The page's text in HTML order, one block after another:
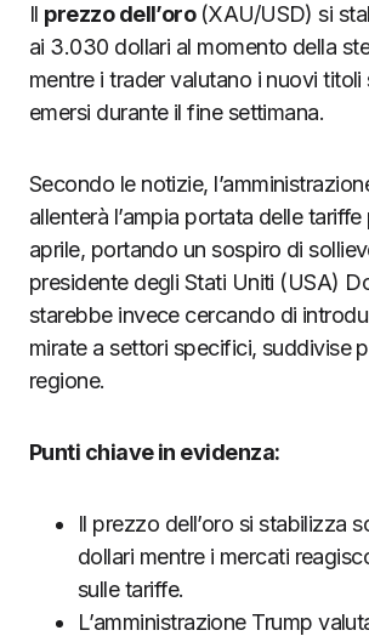
Il prezzo dell’oro (XAU/USD) si
ai 3.030 dollari al momento della
mentre i trader valutano i nuovi titoli
emersi durante il fine settimana.
Secondo le notizie,
allenterà l’ampia portata delle
aprile, portando un sospiro di
presidente degli Stati Uniti (USA)
starebbe invece cercando di
mirate a settori specifici, suddivise
regione.
Punti chiave in evidenza:
Il prezzo dell’oro si stabilizza
dollari mentre i mercati
sulle tariffe.
L’amministrazione Trump